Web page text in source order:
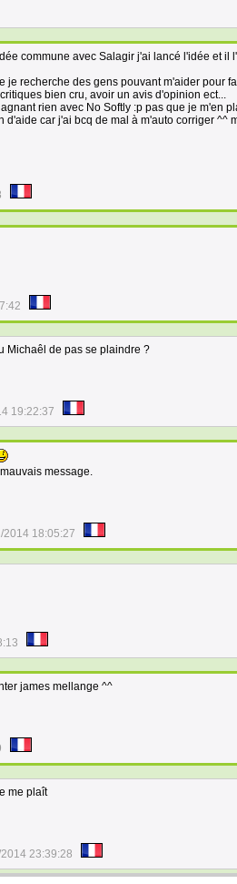
commune avec Salagir j'ai lancé l'idée et il
je recherche des gens pouvant m'aider pour
bien cru, avoir un avis d'opinion ect...
rien avec No Softly :p pas que je m'en
d'aide car j'ai bcq de mal à m'auto corriger ^^
Michaêl de pas se plaindre ?
19:22:37
message.
2014 18:05:27
james mellange ^^
me plaît
23:39:28